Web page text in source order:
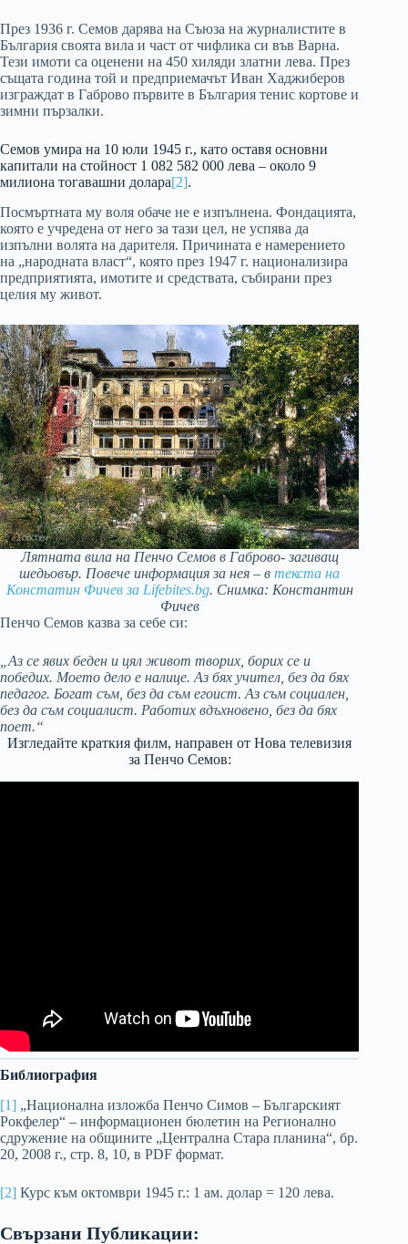
През 1936 г. Семов дарява на Съюза на журналистите в
България своята вила и част от чифлика си във Варна.
Тези имоти са оценени на 450 хиляди златни лева. През
същата година той и предприемачът Иван Хаджиберов
изграждат в Габрово първите в България тенис кортове и
зимни пързалки.
Семов умира на 10 юли 1945 г., като оставя основни
капитали на стойност 1 082 582 000 лева – около 9
милиона тогавашни долара[2].
Посмъртната му воля обаче не е изпълнена. Фондацията,
която е учредена от него за тази цел, не успява да
изпълни волята на дарителя. Причината е намерението
на „народната власт“, която през 1947 г. национализира
предприятията, имотите и средствата, събирани през
целия му живот.
Лятната вила на Пенчо Семов в Габрово- загиващ
шедьовър. Повече информация за нея – втекста на
Констатин Фичев за Lifebites.bg. Снимка: Константин
Фичев
Пенчо Семов казва за себе си:
„Аз се явих беден и цял живот творих, борих се и
победих. Моето дело е налице. Аз бях учител, без да бях
педагог. Богат съм, без да съм егоист. Аз съм социален,
без да съм социалист. Работих вдъхновено, без да бях
поет.“
Изгледайте краткия филм, направен от Нова телевизия
за Пенчо Семов:
Библиография
[1] „Национална изложба Пенчо Симов – Българският
Рокфелер“ – информационен бюлетин на Регионално
сдружение на общините „Централна Стара планина“, бр.
20, 2008 г., стр. 8, 10, в PDF формат.
[2] Курс към октомври 1945 г.: 1 ам. долар = 120 лева.
Свързани Публикации: